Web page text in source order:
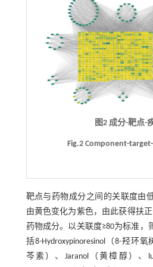
图2 成分-靶点-
Fig.2 Component-
靶点与药物成分之间的关联度由
由黄色变化为紫色，由此获得扶正
药物成分。以关联度≥80为标准，
括8-Hydroxypinoresinol（8-羟环
芩素）、Jaranol（黄樟醇）、